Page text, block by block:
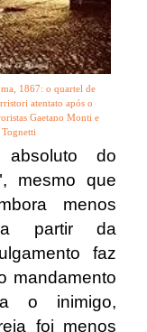
1867: o quartel de
atentato após o
Gaetano Monti e
absoluto do
mesmo que
menos
a partir da
faz
mandamento
o inimigo,
foi menos